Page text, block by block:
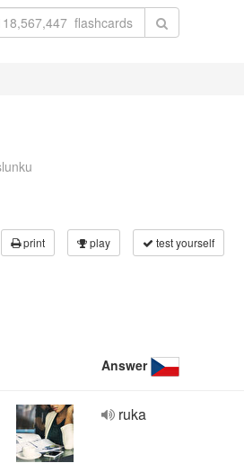
print play test yourself
Answer
ruka